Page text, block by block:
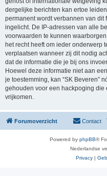
dergelijke berichten kan ertoe
permanent wordt verbannen van dit
ingelicht. De IP-adressen van alle
voorwaarden te kunnen
het recht heeft om ieder onderwerp
verplaatsen wanneer zij dit nodig
dat de informatie die je bij ons
Hoewel deze informatie niet aan
je toestemming, kan “SK Beveren”
gehouden voor een hackpoging
vrijkomen.
Forumoverzicht Contact
Powered by phpBB®
Nederlandse
Privacy |